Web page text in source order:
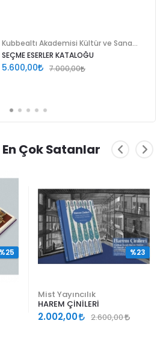
SEÇME ESERLER KATALOĞU
5.600,00 7.000,00
Çok Satanlar
%25
Mist Yayıncılık
HAREM ÇİNİLERİ
2.002,00 2.600,00
%23